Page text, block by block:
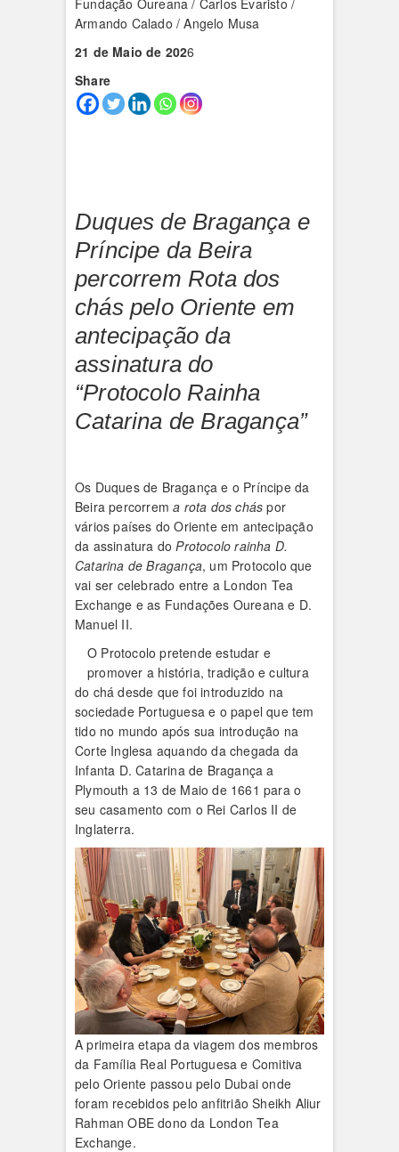
Fundação Oureana / Carlos Evaristo /
Armando Calado / Angelo Musa
21 de Maio de 2026
Share
Duques de Bragança e
Príncipe da Beira
percorrem Rota dos
chás pelo Oriente em
antecipação da
assinatura do
“Protocolo Rainha
Catarina de Bragança”
Os Duques de Bragança e o Príncipe da
Beira percorrema rota dos chás por
vários países do Oriente em antecipação
da assinatura doProtocolo rainha D.
Catarina de Bragança, um Protocolo que
vai ser celebrado entre a London Tea
Exchange e as Fundações Oureana e D.
Manuel II.
O Protocolo pretende estudar e
promover a história, tradição e cultura
do chá desde que foi introduzido na
sociedade Portuguesa e o papel que tem
tido no mundo após sua introdução na
Corte Inglesa aquando da chegada da
Infanta D. Catarina de Bragança a
Plymouth a 13 de Maio de 1661 para o
seu casamento com o Rei Carlos II de
Inglaterra.
A primeira etapa da viagem dos membros
da Família Real Portuguesa e Comitiva
pelo Oriente passou pelo Dubai onde
foram recebidos pelo anfitrião Sheikh Aliur
Rahman OBE dono da London Tea
Exchange.